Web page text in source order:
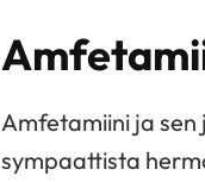
Amfetamiini ja
sympaattista